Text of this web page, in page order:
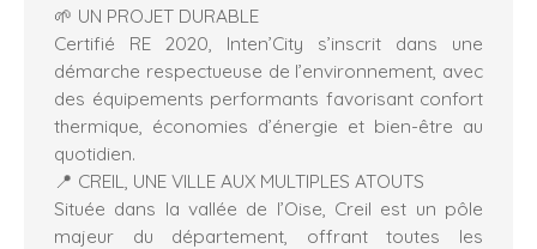
🌱 UN PROJET DURABLE
Certifié RE 2020, Inten’City s’inscrit dans une
démarche respectueuse de l’environnement, avec
des équipements performants favorisant confort
thermique, économies d’énergie et bien-être au
quotidien.
📍 CREIL, UNE VILLE AUX MULTIPLES ATOUTS
Située dans la vallée de l’Oise, Creil est un pôle
majeur du département, offrant toutes les